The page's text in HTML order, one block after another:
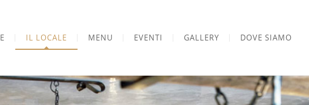
IL LOCALE MENU EVENTI GALLERY DOVE SIAMO